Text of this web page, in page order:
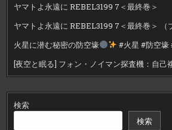
ヤマトよ永遠に REBEL3199 7＜最終巻＞
ヤマトよ永遠に REBEL3199 7＜最終巻＞ （
火星に潜む秘密の防空壕
#火星 #防空壕
[夜空と眠る] フォン・ノイマン探査機：自己
検索
検索